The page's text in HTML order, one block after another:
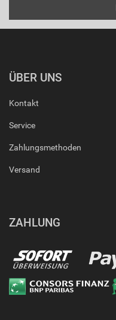
ÜBER UNS
Kontakt
Service
Zahlungsmethoden
Versand
ZAHLUNG